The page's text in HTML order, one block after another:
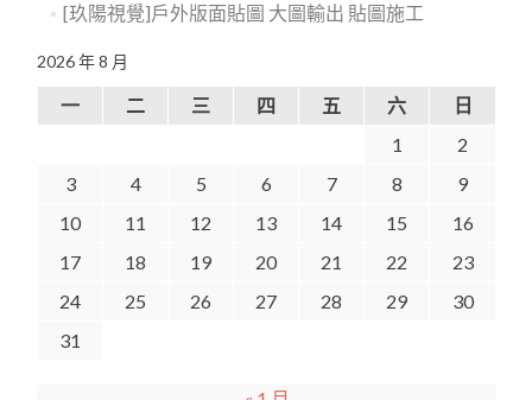
[玖陽視覺]戶外版面貼圖 大圖輸出 貼圖施工
2026 年 8 月
一 二 三 四 五 六
日
1
2
3
4 5 6 7 8
9
10
11 12 13 14 15
16
17
18 19 20 21 22
23
24
25 26 27 28 29
30
31